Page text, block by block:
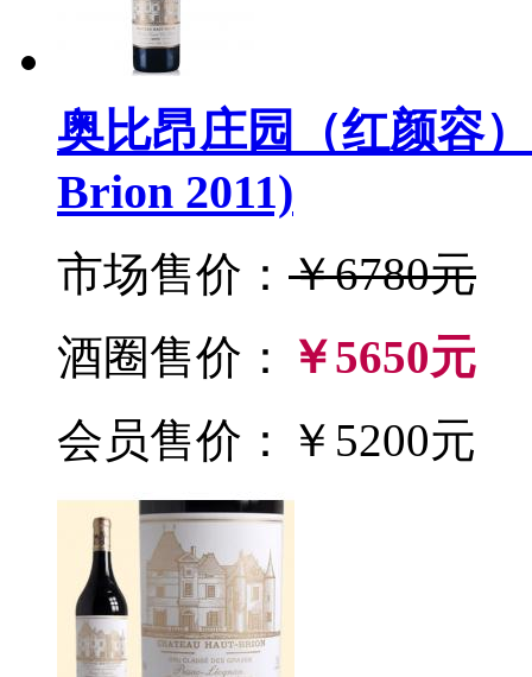
奥比昂庄园（红颜容
Brion 2011)
市场售价： ￥6780元
酒圈售价：
￥5650元
会员售价：￥5200元